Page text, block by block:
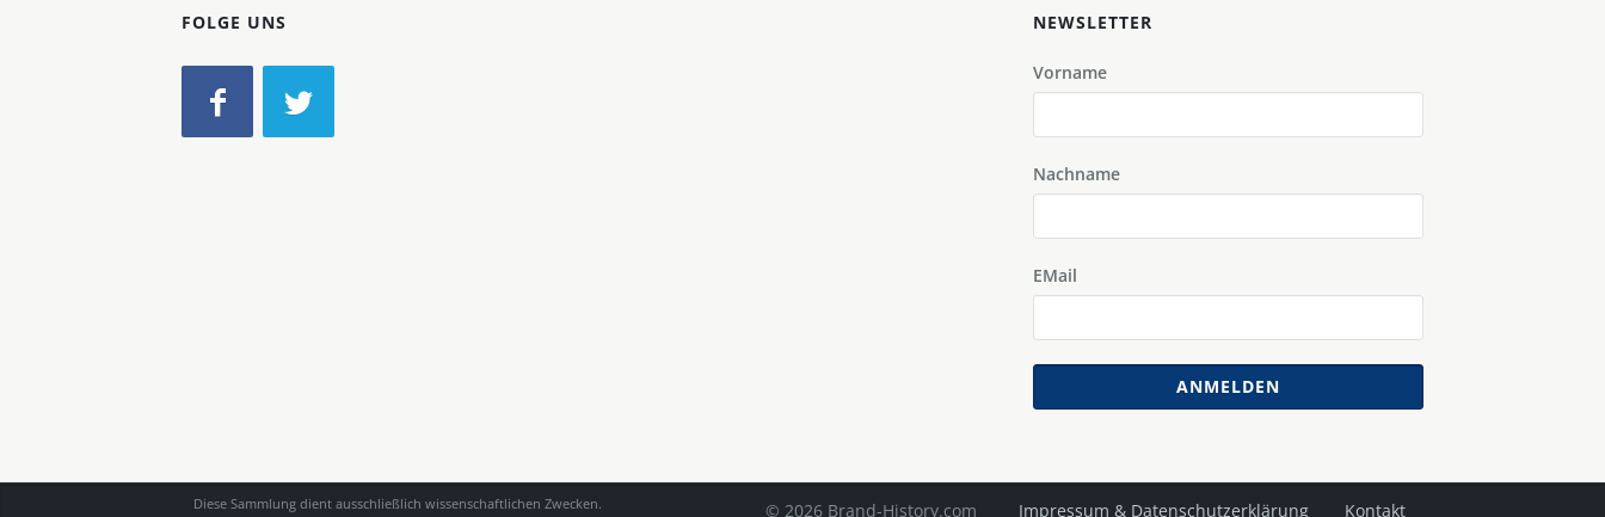
FOLGE UNS NEWSLETTER
Vorname
Nachname
EMail
ANMELDEN
Impressum & Datenschutzerklärung Kontakt
© 2026 Brand-History.com
Diese Sammlung dient ausschließlich wissenschaftlichen Zwecken.